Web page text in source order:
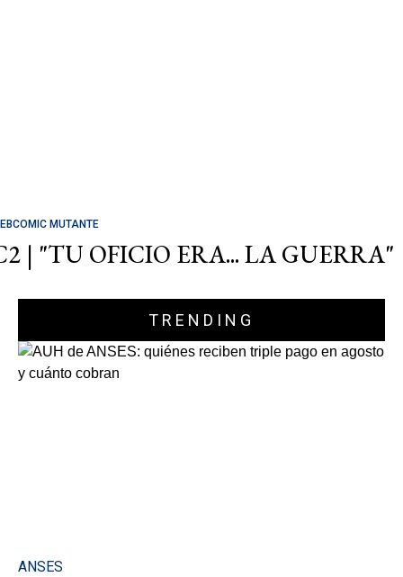
MUTANTE
| "TU OFICIO ERA... LA GUERRA"
TRENDING
ANSES